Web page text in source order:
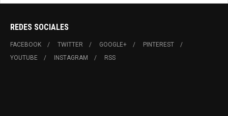
REDES SOCIALES
FACEBOOK TWITTER GOOGLE+
PINTEREST
YOUTUBE
INSTAGRAM RSS